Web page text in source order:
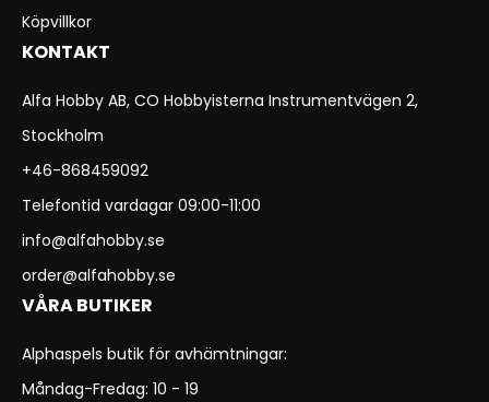
Köpvillkor
KONTAKT
Alfa Hobby AB, CO Hobbyisterna Instrumentvägen 2,
Stockholm
+46-868459092
Telefontid vardagar 09:00-11:00
info@alfahobby.se
order@alfahobby.se
VÅRA BUTIKER
Alphaspels butik för avhämtningar:
Måndag-Fredag: 10 - 19